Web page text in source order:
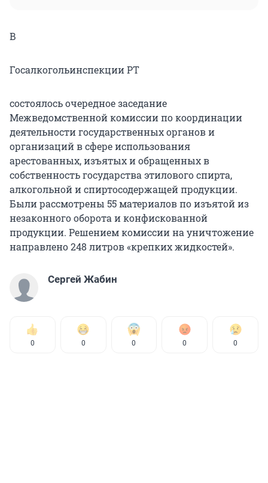
В
Госалкогольинспекции РТ
состоялось очередное заседание
Межведомственной комиссии по координации
деятельности государственных органов и
организаций в сфере использования
арестованных, изъятых и обращенных в
собственность государства этилового спирта,
алкогольной и спиртосодержащей продукции.
Были рассмотрены 55 материалов по изъятой из
незаконного оборота и конфискованной
продукции. Решением комиссии на уничтожение
направлено 248 литров «крепких жидкостей».
Сергей Жабин
0 0 0 0 0